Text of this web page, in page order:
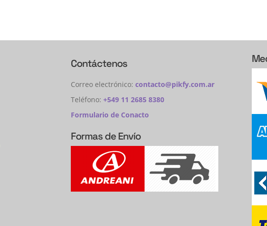
Contáctenos
Correo electrónico: contacto@pikfy.com.ar
Teléfono: +549 11 2685 8380
Formulario de Conacto
Formas de Envío